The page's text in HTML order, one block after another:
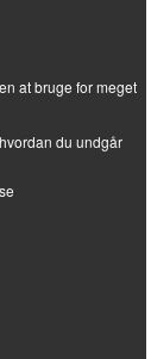
at bruge for meget
du undgår